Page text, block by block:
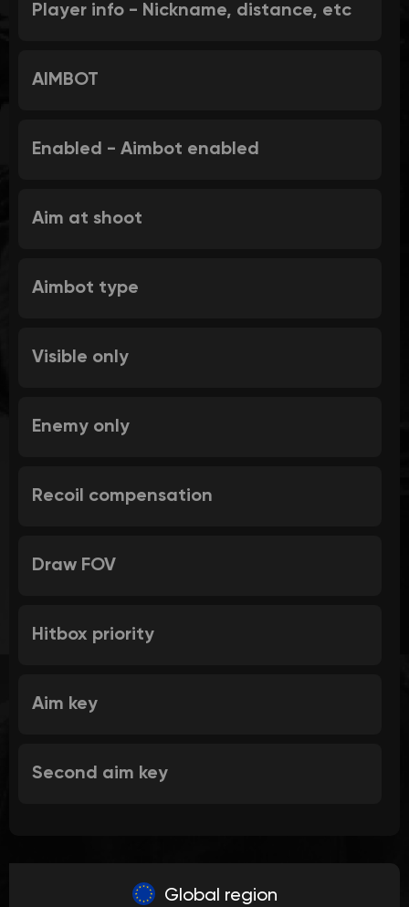
Player info - Nickname, distance, etc
AIMBOT
Enabled - Aimbot enabled
Aim at shoot
Aimbot type
Visible only
Enemy only
Recoil compensation
Draw FOV
Hitbox priority
Aim key
Second aim key
Global region